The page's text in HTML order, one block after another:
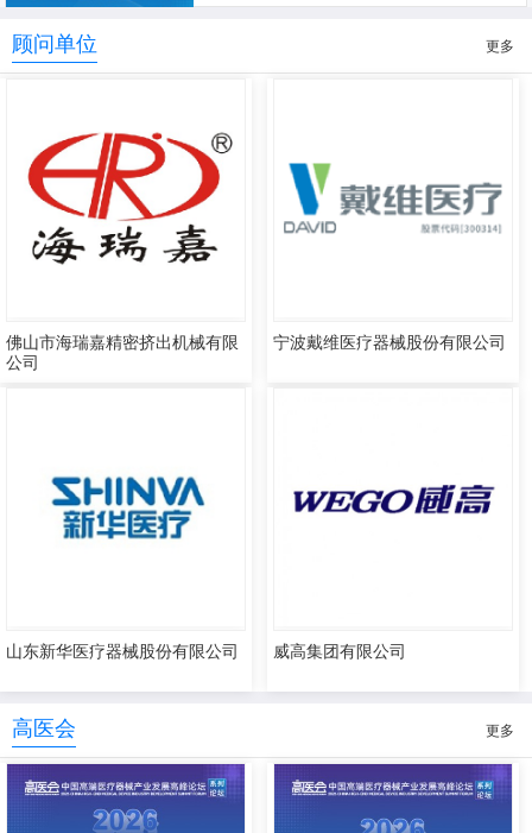
顾问单位 更多
佛山市海瑞嘉精密挤出机械有限
公司
宁波戴维医疗器械股份有限公司
山东新华医疗器械股份有限公司 威高集团有限公司
高医会 更多